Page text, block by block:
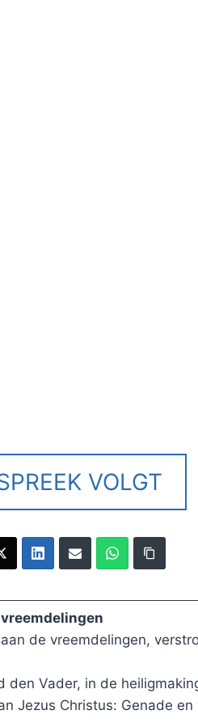
VOLGT
de vreemdelingen,
den Vader, in de
Jezus Christus: Genade